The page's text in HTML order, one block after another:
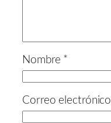
Nombre *
Correo electrónico